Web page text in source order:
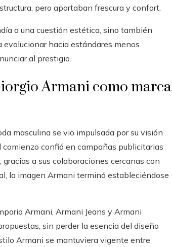
pero aportaban frescura y confort.
a una cuestión estética, sino también
hacia estándares menos
al prestigio.
Armani como marca
masculina se vio impulsada por su visión
confió en campañas publicitarias
a sus colaboraciones cercanas con
la imagen Armani terminó estableciéndose
Armani, Armani Jeans y Armani
sin perder la esencia del diseño
Armani se mantuviera vigente entre